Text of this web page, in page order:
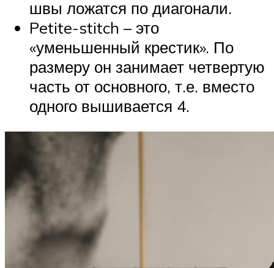
швы ложатся по диагонали.
Petite-stitch – это
«уменьшенный крестик». По
размеру он занимает четвертую
часть от основного, т.е. вместо
одного вышивается 4.